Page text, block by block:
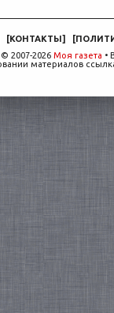
[КОНТАКТЫ] [
© 2007-2026 Моя газета •
материалов